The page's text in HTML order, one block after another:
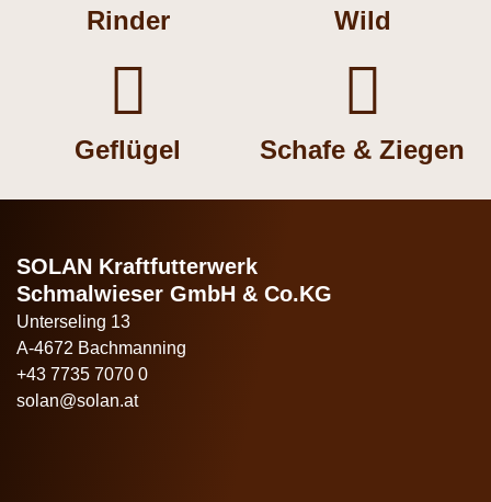
Rinder Wild

Geflügel

Schafe & Ziegen
SOLAN Kraftfutterwerk
Schmalwieser GmbH & Co.KG
Unterseling 13
A-4672 Bachmanning
+43 7735 7070 0
solan@solan.at